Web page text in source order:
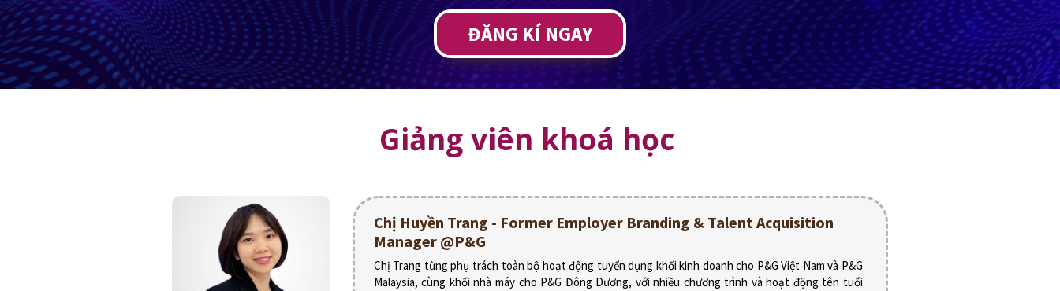
ĐĂNG KÍ NGAY
Giảng viên khoá học
Chị Trang từng phụ trách toàn bộ hoạt động tuyển dụng khối kinh doanh cho P&G Việt Nam và P&G
Malaysia, cùng khối nhà máy cho P&G Đông Dương, với nhiều chương trình và hoạt động tên tuổi
Chị Huyền Trang - Former Employer Branding & Talent Acquisition
Manager @P&G